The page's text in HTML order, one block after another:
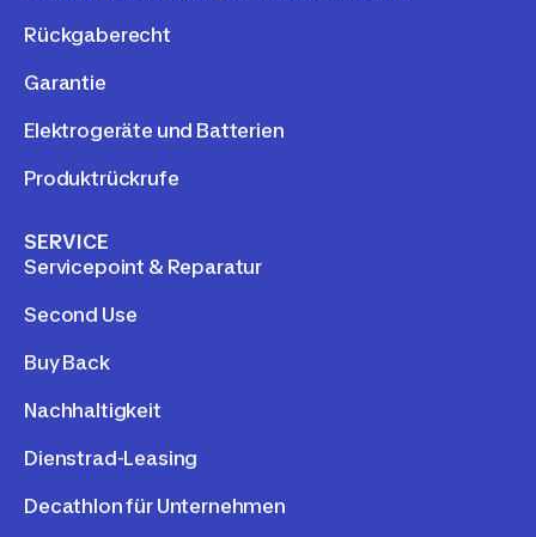
Rückgaberecht
Garantie
Elektrogeräte und Batterien
Produktrückrufe
SERVICE
Servicepoint & Reparatur
Second Use
Buy Back
Nachhaltigkeit
Dienstrad-Leasing
Decathlon für Unternehmen